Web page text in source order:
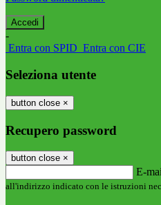
-
Entra con SPID Entra con CIE
Seleziona utente
button close ×
Recupero password
button close ×
E-
all'indirizzo indicato con le istruzioni